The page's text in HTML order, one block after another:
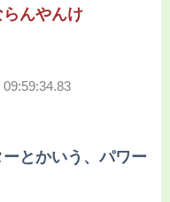
んやんけ
とかいう、パワー